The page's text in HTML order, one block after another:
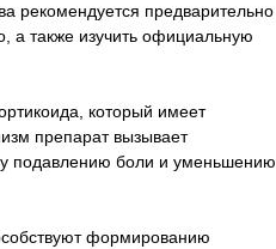
рекомендуется предварительно
а также изучить официальную
который имеет
препарат вызывает
подавлению боли и уменьшению
формированию